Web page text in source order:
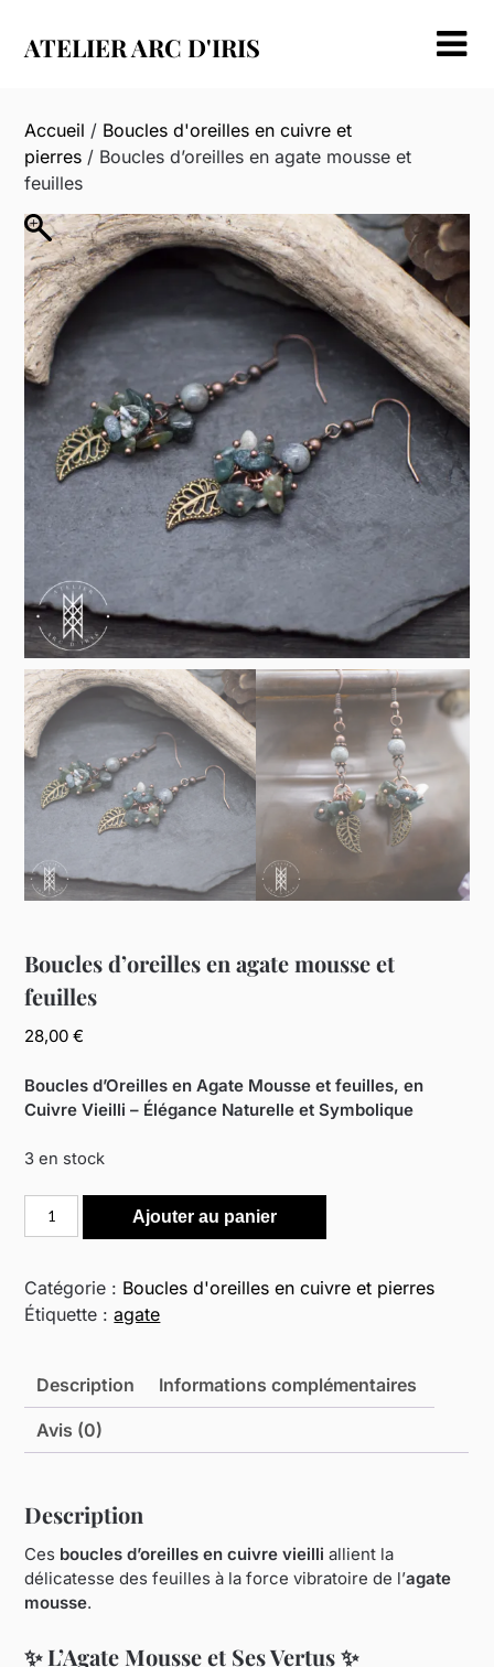
ATELIER ARC D'IRIS
Accueil / Boucles d'oreilles en cuivre et
pierres / Boucles d’oreilles en agate mousse et
feuilles
Boucles d’oreilles en agate mousse et
feuilles
28,00€
Boucles d’Oreilles en Agate Mousse et feuilles, en
Cuivre Vieilli – Élégance Naturelle et Symbolique
3 en stock
quantité
de
d'oreilles
en
et
feuilles
Ajouter au panier
Catégorie : Boucles d'oreilles en cuivre et pierres
Étiquette :agate
Description Informations complémentaires
Avis (0)
Description
Ces boucles d’oreilles en cuivre vieilli allient la
délicatesse des feuilles à la force vibratoire de l’agate
mousse.
✨ L’Agate Mousse et Ses Vertus ✨